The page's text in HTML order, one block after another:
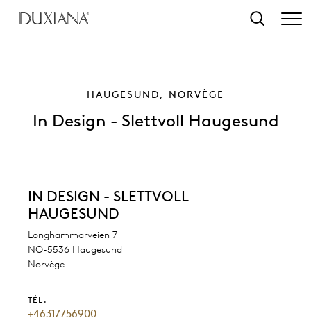
Recherche
HAUGESUND, NORVÈGE
In Design - Slettvoll Haugesund
IN DESIGN - SLETTVOLL
HAUGESUND
Longhammarveien 7
NO-5536 Haugesund
Norvège
TÉL.
+46317756900